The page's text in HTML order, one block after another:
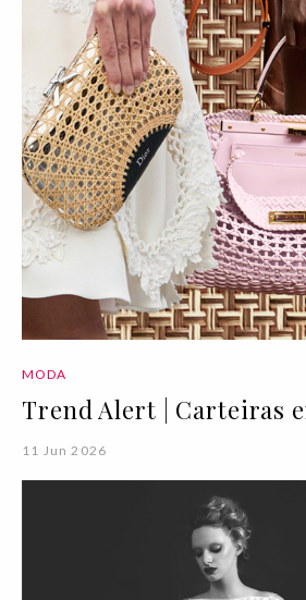
MODA
Trend Alert | Carteiras
11 Jun 2026